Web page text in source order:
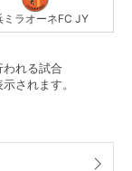
ミラオーネFC JY
れる試合
されます。